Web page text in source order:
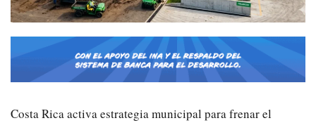
Costa Rica activa estrategia municipal para frenar el